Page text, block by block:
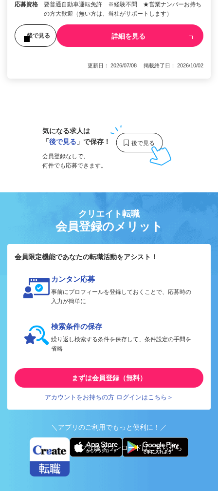
応募資格
要普通自動車運転免許 ※経験不問 ★営業ナンバーお持ち
の方大歓迎（無い方は、当社がサポートします）
後で見る 詳細を見る
更新日： 2026/07/08 掲載終了日： 2026/10/02
気になる求人は
「後で見る 」で保存！
会員登録なしで、
何件でも応募できます。
クリエイト転職
会員登録のメリット
会員限定機能であなたの転職活動をアシスト！
カンタン応募
事前にプロフィールを登録しておくことで、応募時の
入力が簡単に
検索条件の保存
繰り返し検索する条件を保存して、条件設定の手間を
省略
まずは会員登録（無料）
アカウントをお持ちの方 ログインはこちら＞
＼アプリのご利用でもっと便利に！／
アプリ版ダウンロードはこちらから